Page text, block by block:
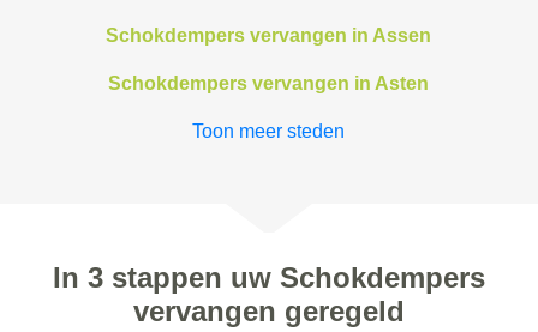
Schokdempers vervangen in Assen
Schokdempers vervangen in Asten
Toon meer steden
In 3 stappen uw Schokdempers
vervangen geregeld